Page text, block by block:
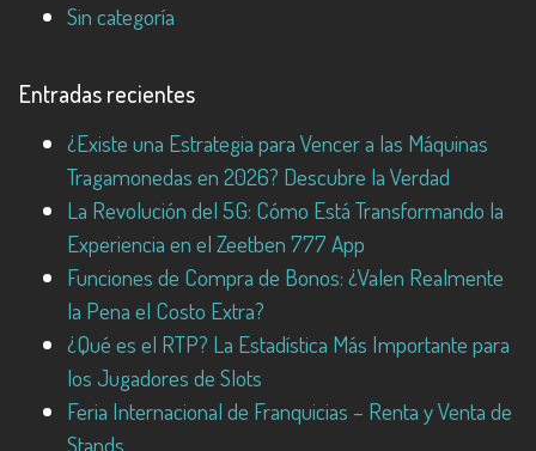
Sin categoría
Entradas recientes
¿Existe una Estrategia para Vencer a las Máquinas
Tragamonedas en 2026? Descubre la Verdad
La Revolución del 5G: Cómo Está Transformando la
Experiencia en el Zeetben 777 App
Funciones de Compra de Bonos: ¿Valen Realmente
la Pena el Costo Extra?
¿Qué es el RTP? La Estadística Más Importante para
los Jugadores de Slots
Feria Internacional de Franquicias – Renta y Venta de
Stands